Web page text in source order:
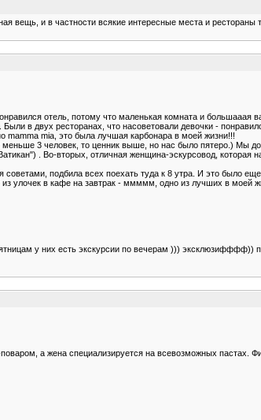
вещь, и в частности всякие интересные места и
отель, потому что маленькая комната и
в двух ресторанах, что насоветовали девочки -
mamma mia, это была лучшая карбонара в моей жизни!!!
3 человек, то ценник выше, но нас было пятеро.)
. Во-вторых, отличная женщина-эскурсовод, которая
подбила всех поехать туда к 8 утра. И это было
улочек в кафе на завтрак - ммммм, одно из лучших в моей
у них есть экскурсии по вечерам ))) эксклюзифффф))
а жена специализируется на всевозможных пастах.